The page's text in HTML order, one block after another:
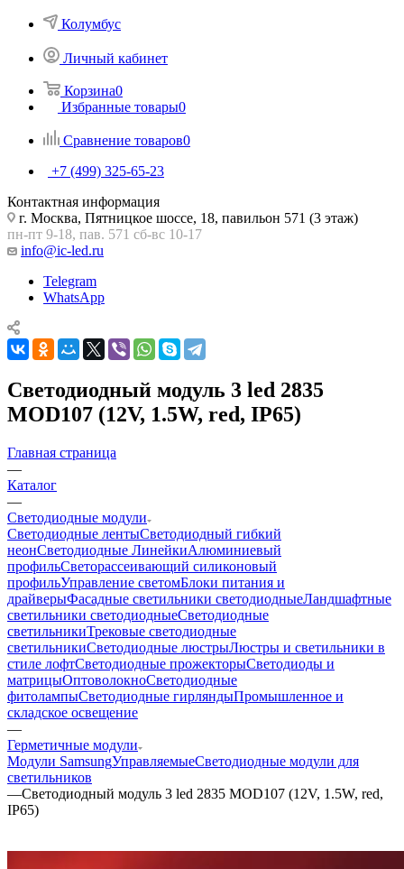
Колумбус
Личный кабинет
Корзина0
Избранные товары0
Сравнение товаров0
+7 (499) 325-65-23
Контактная информация
г. Москва, Пятницкое шоссе, 18, павильон 571 (3 этаж)
пн-пт 9-18, пав. 571 сб-вс 10-17
info@ic-led.ru
Telegram
WhatsApp
Светодиодный модуль 3 led 2835
MOD107 (12V, 1.5W, red, IP65)
Главная страница
—
Каталог
—
Светодиодные модули
Светодиодные лентыСветодиодный гибкий
неонСветодиодные ЛинейкиАлюминиевый
профильСветорассеивающий силиконовый
профильУправление светомБлоки питания и
драйверыФасадные светильники светодиодныеЛандшафтные
светильники светодиодныеСветодиодные
светильникиТрековые светодиодные
светильникиСветодиодные люстрыЛюстры и светильники в
стиле лофтСветодиодные прожекторыСветодиоды и
матрицыОптоволокноСветодиодные
фитолампыСветодиодные гирляндыПромышленное и
складское освещение
—
Герметичные модули
Модули SamsungУправляемыеСветодиодные модули для
светильников
—Светодиодный модуль 3 led 2835 MOD107 (12V, 1.5W, red,
IP65)